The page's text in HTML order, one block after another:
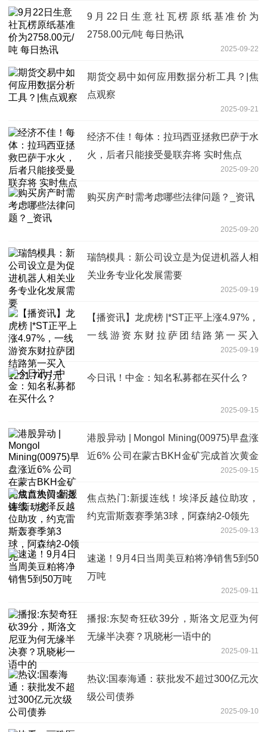
9月22日生意社瓦楞原纸基准价为
2758.00元/吨 每日热讯
2025-09-22
期货交易中如何应用数据分析工具？|焦
点观察
2025-09-21
经济不佳！每体：拉玛西亚拯救巴萨于水
火，后者只能接受曼联弃将 实时焦点
2025-09-20
购买房产时需考虑哪些法律问题？_资讯
2025-09-20
瑞鹄模具：新公司设立是为促进机器人相
关业务专业化发展需要
2025-09-19
【播资讯】龙虎榜 |*ST正平上涨4.97%，
一线游资东财拉萨团结路第一买入
2025-09-19
今日讯！中金：知名私募都在买什么？
2025-09-15
港股异动 | Mongol Mining(00975)早盘涨
近6% 公司在蒙古BKH金矿完成首次黄金
2025-09-15
焦点热门:新援连线！埃泽反越位助攻，
约克雷斯轰赛季第3球，阿森纳2-0领先
2025-09-13
速递！9月4日当周美豆粕将净销售5到50
万吨
2025-09-11
播报:东契奇狂砍39分，斯洛文尼亚为何
无缘半决赛？巩晓彬一语中的
2025-09-11
热议:国泰海通：获批发不超过300亿元次
级公司债券
2025-09-10